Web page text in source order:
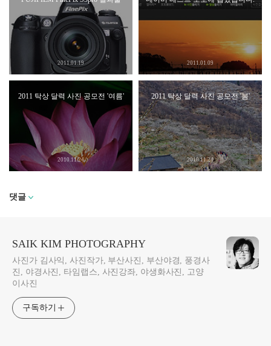
2011.01.19 2011.01.09
2011 탁상 달력 사진 공모전 '여름'
2010.11.24
2011 탁상 달력 사진 공모전 '봄'
2010.11.24
댓글
SAIK KIM PHOTOGRAPHY
사진가 김사익, 사진작가, 부산사진, 부산야경, 풍경사
진, 야경사진, 타임랩스, 사진강좌, 야생화사진, 고양
이사진
구독하기